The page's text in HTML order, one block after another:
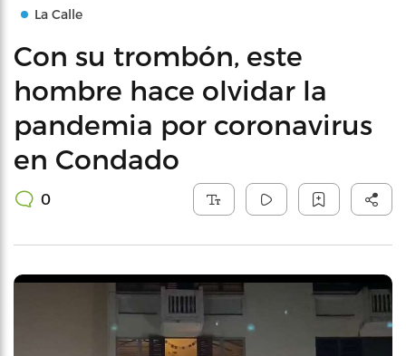
La Calle
Con su trombón, este
hombre hace olvidar la
pandemia por coronavirus
en Condado
0